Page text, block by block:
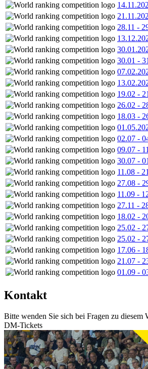
28.11 -
30.01 -
19.02 -
26.02 -
18.03 -
02.07 -
09.07 -
30.07 -
11.08 -
27.08 -
11.09 -
27.11 -
18.02 -
25.02 -
25.02 -
17.06 -
21.07 -
01.09 -
Kontakt
Bitte wenden Sie sich bei Fragen zu diesem
DM-Tickets